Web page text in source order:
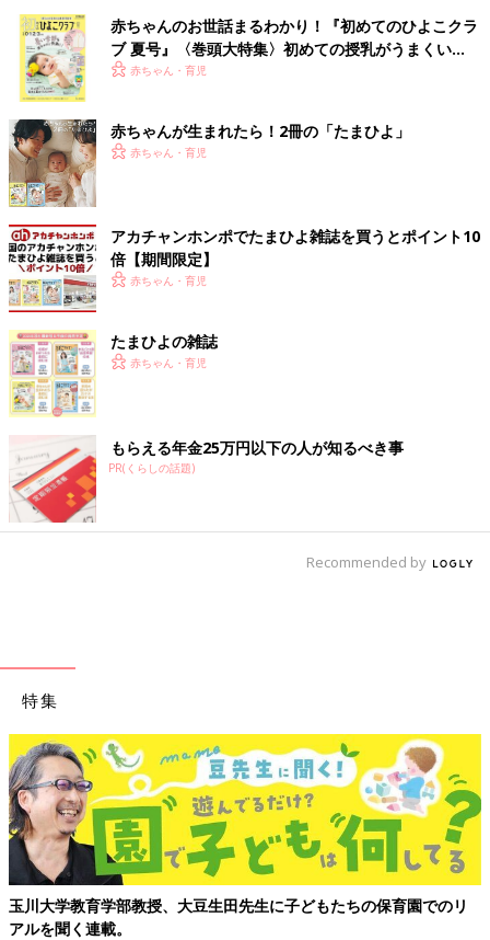
赤ちゃんのお世話まるわかり！『初めてのひよこクラ
ブ 夏号』〈巻頭大特集〉初めての授乳がうまくい
く！ おっぱい・ミルクの基本と夏のトラブル 解決テ
赤ちゃん・育児
赤ちゃんが生まれたら！2冊の「たまひよ」
赤ちゃん・育児
アカチャンホンポでたまひよ雑誌を買うとポイント10
倍【期間限定】
赤ちゃん・育児
たまひよの雑誌
赤ちゃん・育児
もらえる年金25万円以下の人が知るべき事
PR(くらしの話題)
Recommended by
特集
玉川大学教育学部教授、大豆生田先生に子どもたちの保育園でのリ
アルを聞く連載。